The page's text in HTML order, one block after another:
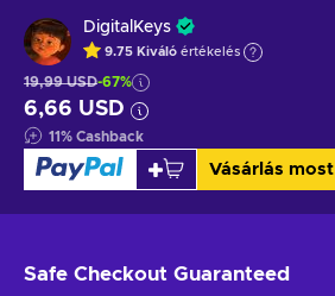
DigitalKeys
9.75 Kiváló értékelés
19,99 USD-67%
6,66 USD
11% Cashback
Vásárlás most
Safe Checkout Guaranteed